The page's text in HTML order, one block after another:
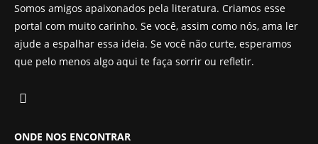
Somos amigos apaixonados pela literatura. Criamos esse
portal com muito carinho. Se você, assim como nós, ama ler
ajude a espalhar essa ideia. Se você não curte, esperamos
que pelo menos algo aqui te faça sorrir ou refletir.
ONDE NOS ENCONTRAR